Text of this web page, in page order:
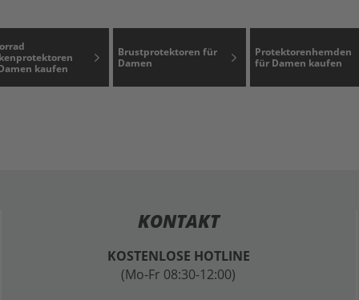
kaufen
Brustprotektoren für
Damen
Protektorenhemden
für Damen kaufen
KONTAKT
KOSTENLOSE HOTLINE
(Mo-Fr 08:30-12:00)